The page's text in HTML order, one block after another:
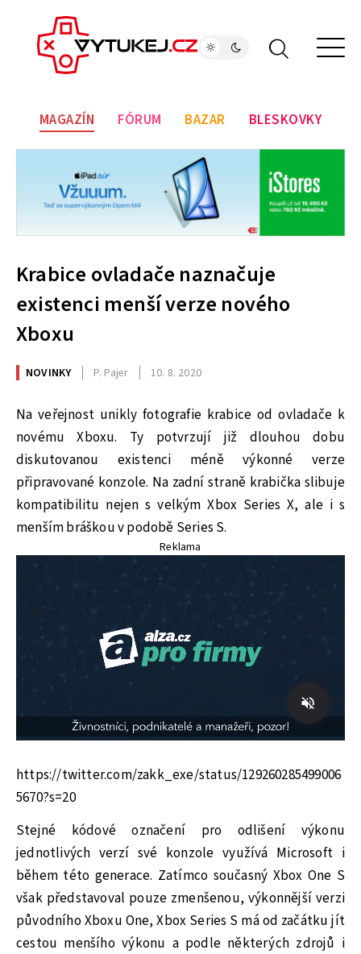
MAGAZÍN FÓRUM BAZAR BLESKOVKY
Krabice ovladače naznačuje
existenci menší verze nového
Xboxu
NOVINKY P. Pajer 10. 8. 2020
Na veřejnost unikly fotografie krabice od ovladače k
novému Xboxu. Ty potvrzují již dlouhou dobu
diskutovanou existenci méně výkonné verze
připravované konzole. Na zadní straně krabička slibuje
kompatibilitu nejen s velkým Xbox Series X, ale i s
menším bráškou v podobě Series S.
Reklama
https://twitter.com/zakk_exe/status/129260285499006
5670?s=20
Stejné kódové označení pro odlišení výkonu
jednotlivých verzí své konzole využívá Microsoft i
během této generace. Zatímco současný Xbox One S
však představoval pouze zmenšenou, výkonnější verzi
původního Xboxu One, Xbox Series S má od začátku jít
cestou menšího výkonu a podle některých zdrojů i